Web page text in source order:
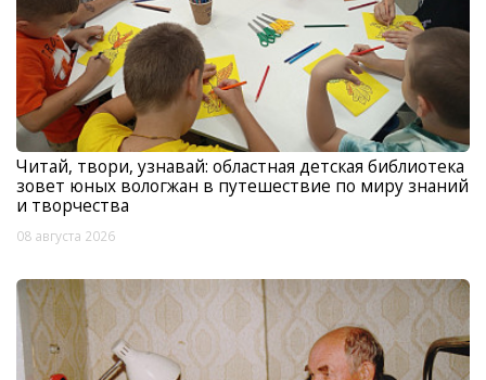
Читай, твори, узнавай: областная детская библиотека
зовет юных вологжан в путешествие по миру знаний
и творчества
08 августа 2026